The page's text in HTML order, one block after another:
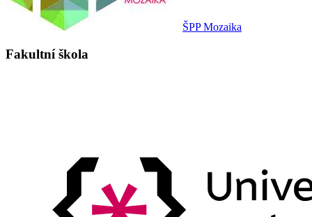
ŠPP Mozaika
Fakultní škola